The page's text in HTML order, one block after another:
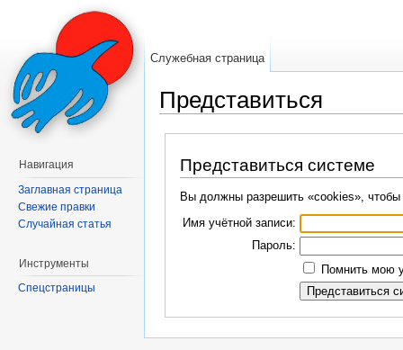
Представиться
Представиться системе
Вы должны разрешить «cookies», чтобы
Имя учётной записи:
Пароль:
Помнить мою
Служебная страница
Навигация
Заглавная страница
Свежие правки
Случайная статья
Инструменты
Спецстраницы